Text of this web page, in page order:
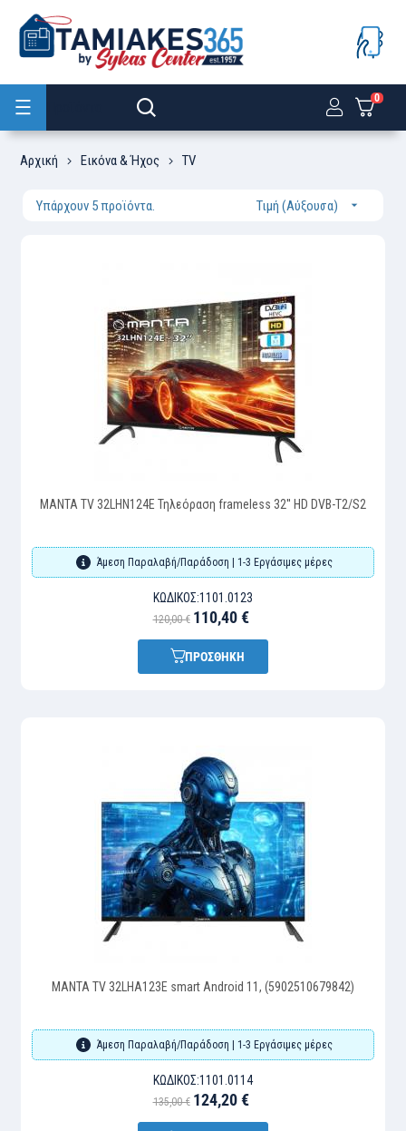
0
Αρχική Εικόνα & Ήχος TV
Υπάρχουν 5 προϊόντα. Τιμή (Αύξουσα) 
MANTA TV 32LHN124E Τηλεόραση frameless 32'' HD DVB-T2/S2
Άμεση Παραλαβή/Παράδοση | 1-3 Εργάσιμες μέρες
ΚΩΔΙΚΌΣ:1101.0123
120,00 € 110,40 €
ΠΡΟΣΘΗΚΗ
MANTA TV 32LHA123E smart Android 11, (5902510679842)
Άμεση Παραλαβή/Παράδοση | 1-3 Εργάσιμες μέρες
ΚΩΔΙΚΌΣ:1101.0114
135,00 € 124,20 €